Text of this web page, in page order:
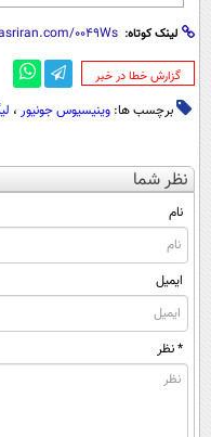
لینک کوتاه:
‌گزارش خطا در خبر
برچسب ها: وینیسیوس جونیور ،
نظر شما
نام
ایمیل
* نظر